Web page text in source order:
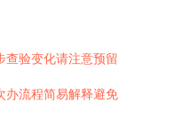
查验变化请注意预留
办流程简易解释避免